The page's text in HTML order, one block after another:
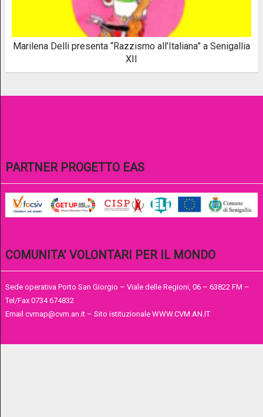
Marilena Delli presenta “Razzismo all’Italiana” a Senigallia
XII
PARTNER PROGETTO EAS
COMUNITA’ VOLONTARI PER IL MONDO
Sede operativa Porto San Giorgio – Viale delle Regioni, 06 – 63822 FM –
Tel/Fax 0734 674832
Email cvmap@cvm.an.it – Sito istituzionale WWW.CVM.AN.IT